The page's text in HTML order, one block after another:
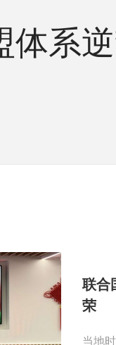
体系
联合
荣
当地